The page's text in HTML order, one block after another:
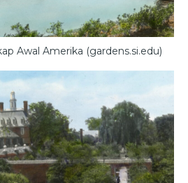
Awal Amerika (gardens.si.edu)